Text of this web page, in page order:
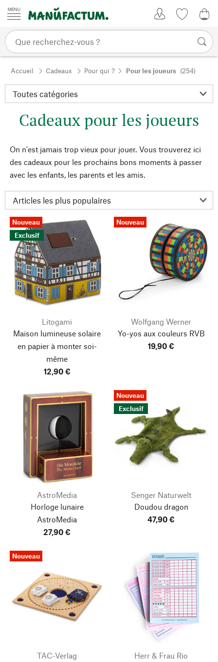
Passer au contenu
Accueil Cadeaux Pour qui ? Pour les joueurs (254)
Cadeaux pour les joueurs
On n'est jamais trop vieux pour jouer. Vous trouverez ici
des cadeaux pour les prochains bons moments à passer
avec les enfants, les parents et les amis.
Nouveau
Exclusif
Litogami
Maison lumineuse solaire
en papier à monter soi-
même
12,90 €
Nouveau
Wolfgang Werner
Yo-yos aux couleurs RVB
19,90 €
AstroMedia
Horloge lunaire
AstroMedia
27,90 €
Nouveau
Exclusif
Senger Naturwelt
Doudou dragon
47,90 €
Nouveau
TAC-Verlag
Herr & Frau Rio